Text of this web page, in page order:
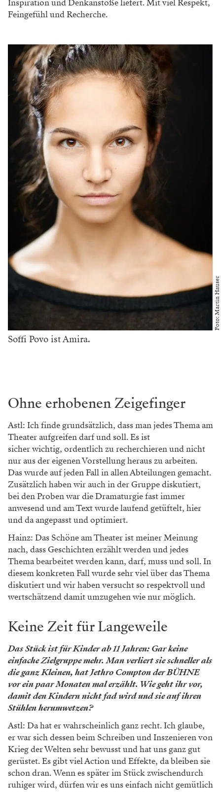
Povo: Verpackt in viele aktuelle Themen geht es in
erster Linie um Freundschaft und Zusammenhalt. Die
Protagonistinnen sind drei Einzelkämpferinnen, die
durch die plötzlich auftretende(n) Gefahr(en) lernen
müssen, ihre Differenzen beiseite zu legen und
miteinander, statt gegeneinander zu arbeiten.
Astl: Natürlich haben wir im Stück aktuelle Themen,
ein Ereignis, das über Nacht alles verändert, doch es ist
auch für mich in erster Linie eine Geschichte über
Freundschaft. Die drei Protagonistinnen haben am
Anfang sehr viel Glück, aber zum Ziel kommen sie
schließlich nur mit vereinter Kraft.
Im Theater ist man in einem
Raum mit Gleich- und
Andersgesinnten und erlebt
etwas gemeinsam, teilt sich
Flucht und Migration zu thematisieren? Wie macht
man das am besten, so ein schwieriges Thema
künstlerisch aufzuarbeiten? Wie seid ihr da im Team
heran gegangen?
Povo: Vielleicht sogar der Beste. Im Theater ist man in
einem Raum mit Gleich- und Andersgesinnten und
erlebt etwas gemeinsam, teilt sich eine Atmosphäre -
und das verbindet. Und das ist so passend zur der
möglichst ohne erhobenen Zeigefinger. In unserem
Fall durch Figuren, mit denen man sich identifizieren
kann, oder deren Handeln man zumindest
nachvollziehen kann (selbst wenn man es nicht
gutheißt) und diese lernen lässt. Und somit hoffentlich
Inspiration und Denkanstöße liefert. Mit viel Respekt,